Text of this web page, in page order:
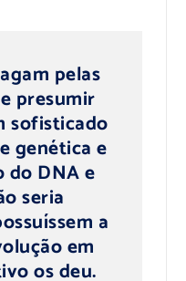
pelas
presumir
sofisticado
genética e
DNA e
seria
a
em
os deu.